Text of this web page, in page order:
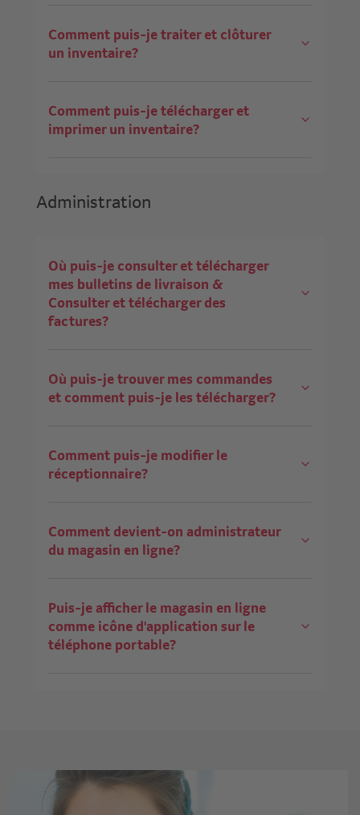
Comment puis-je traiter et clôturer
un inventaire?
Comment puis-je télécharger et
imprimer un inventaire?
Administration
Où puis-je consulter et télécharger
mes bulletins de livraison &
Consulter et télécharger des
factures?
Où puis-je trouver mes commandes
et comment puis-je les télécharger?
Comment puis-je modifier le
réceptionnaire?
Comment devient-on administrateur
du magasin en ligne?
Puis-je afficher le magasin en ligne
comme icône d'application sur le
téléphone portable?